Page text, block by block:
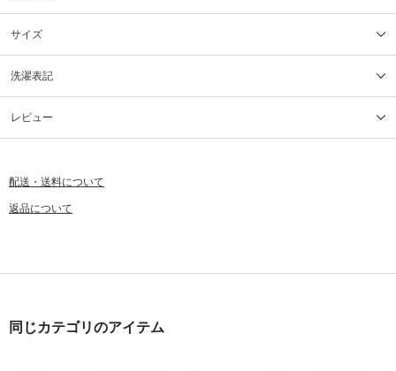
サイズ
洗濯表記
レビュー
配送・送料について
返品について
同じカテゴリのアイテム